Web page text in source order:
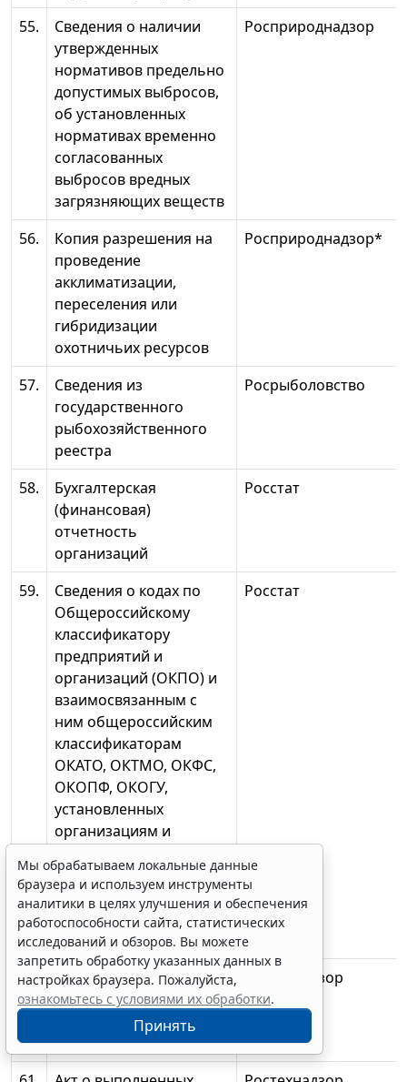
55.
Сведения о наличии
утвержденных
нормативов предельно
допустимых выбросов,
об установленных
нормативах временно
согласованных
выбросов вредных
загрязняющих веществ
Росприроднадзор
56.
Копия разрешения на
проведение
акклиматизации,
переселения или
гибридизации
охотничьих ресурсов
Росприроднадзор*
57.
Сведения из
государственного
рыбохозяйственного
реестра
Росрыболовство
58.
Бухгалтерская
(финансовая)
отчетность
организаций
Росстат
59.
Сведения о кодах по
Общероссийскому
классификатору
предприятий и
организаций (ОКПО) и
взаимосвязанным с
ним общероссийским
классификаторам
ОКАТО, ОКТМО, ОКФС,
ОКОПФ, ОКОГУ,
установленных
организациям и
предпринимателям
органами
государственной
статистики
Росстат
60.
Выписка из реестра
лицензий на
производство
маркшейдерских работ
Ростехнадзор
Мы обрабатываем локальные данные
браузера и используем инструменты
аналитики в целях улучшения и обеспечения
работоспособности сайта, статистических
исследований и обзоров. Вы можете
запретить обработку указанных данных в
настройках браузера. Пожалуйста,
ознакомьтесь с условиями их обработки.
Принять